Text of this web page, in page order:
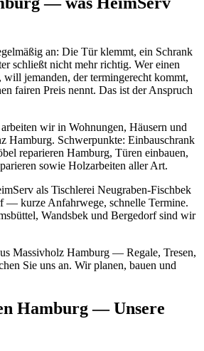
an: Die Tür klemmt, ein Schrank
schließt nicht mehr richtig. Wer einen
jemanden, der termingerecht kommt,
fairen Preis nennt. Das ist der Anspruch
wir in Wohnungen, Häusern und
Hamburg. Schwerpunkte: Einbauschrank
reparieren Hamburg, Türen einbauen,
sowie Holzarbeiten aller Art.
als Tischlerei Neugraben-Fischbek
— kurze Anfahrwege, schnelle Termine.
Wandsbek und Bergedorf sind wir
Massivholz Hamburg — Regale, Tresen,
Sie uns an. Wir planen, bauen und
Hamburg — Unsere